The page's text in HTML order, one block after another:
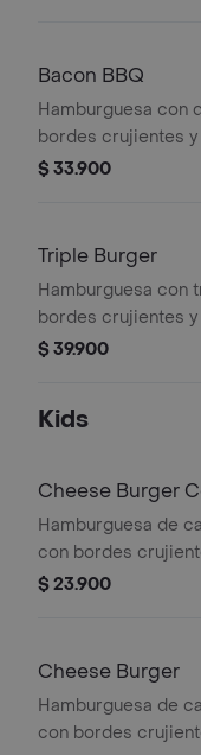
Bacon BBQ
Hamburguesa con
bordes crujientes y
queso americano,
$ 33.900
Triple Burger
Hamburguesa con
bordes crujientes y
queso americano,
tostado.
$ 39.900
Kids
Cheese Burger
Hamburguesa de
con bordes
casa ketchup,
$ 23.900
Cheese Burger
Hamburguesa de
con bordes